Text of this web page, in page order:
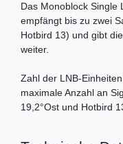
Das Monoblock Single
empfängt bis zu zwei
Hotbird 13) und gibt
weiter.
Zahl der LNB-
maximale Anzahl an
19,2°Ost und Hotbird